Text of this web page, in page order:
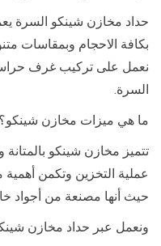
حداد مخازن شينكو السرة
بكافة الاحجام وبمقاسات
نعمل على تركيب غرف
السرة.
ما هي ميزات مخازن شينكو؟
تتميز مخازن شينكو
عملية التخزين وتكمن
حيث أنها مصنعة من أجواد
ونعمل عبر حداد مخازن